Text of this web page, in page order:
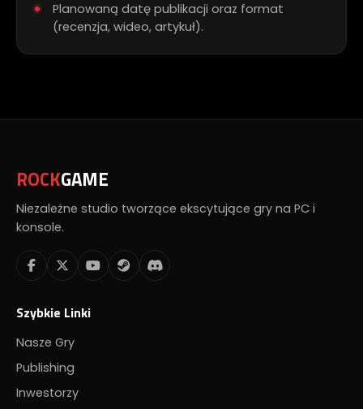
Planowaną datę publikacji oraz format
(recenzja, wideo, artykuł).
ROCKGAME
Niezależne studio tworzące ekscytujące gry na PC i
konsole.
Szybkie Linki
Nasze Gry
Publishing
Inwestorzy